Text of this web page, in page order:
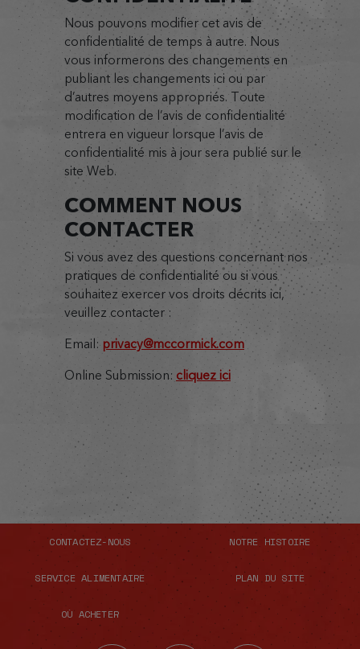
Nous pouvons modifier cet avis de
confidentialité de temps à autre. Nous
vous informerons des changements en
publiant les changements ici ou par
d’autres moyens appropriés. Toute
modification de l’avis de confidentialité
entrera en vigueur lorsque l’avis de
confidentialité mis à jour sera publié sur le
site Web.
COMMENT NOUS
CONTACTER
Si vous avez des questions concernant nos
pratiques de confidentialité ou si vous
souhaitez exercer vos droits décrits ici,
veuillez contacter :
Email: privacy@mccormick.com
Online Submission: cliquez ici
CONTACTEZ-NOUS NOTRE HISTOIRE
SERVICE ALIMENTAIRE PLAN DU SITE
OÙ ACHETER